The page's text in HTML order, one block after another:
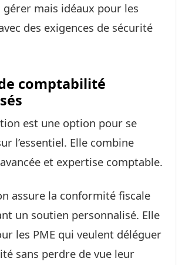
gérer mais idéaux pour les
des exigences de sécurité
comptabilité
est une option pour se
l’essentiel. Elle combine
et expertise comptable.
assure la conformité fiscale
un soutien personnalisé. Elle
les PME qui veulent déléguer
sans perdre de vue leur